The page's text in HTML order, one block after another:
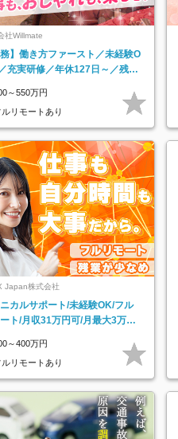
社Willmate
務】働き方ファースト／未経験O
充実研修／年休127日～／残業
～550万円
ルリモートあり
Japan株式会社
カルサポート/未経験OK/フル
ト/月収31万円可/月最大3万の
～400万円
ルリモートあり